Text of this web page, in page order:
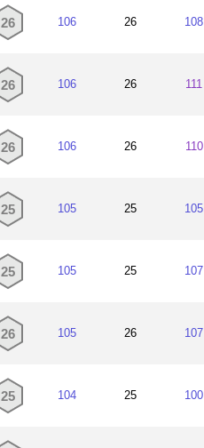
26 106 26 108
26 106 26 111
26 106 26 110
25 105 25 105
25 105 25 107
26 105 26 107
25 104 25 100